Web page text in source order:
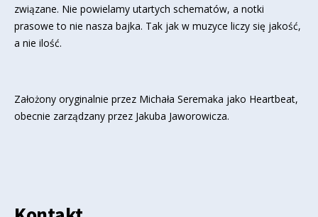
związane. Nie powielamy utartych schematów, a notki
prasowe to nie nasza bajka. Tak jak w muzyce liczy się jakość,
a nie ilość.
Założony oryginalnie przez Michała Seremaka jako Heartbeat,
obecnie zarządzany przez Jakuba Jaworowicza.